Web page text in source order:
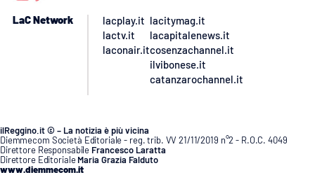
LaC Network
lacplay.it
lactv.it
laconair.it
lacitymag.it
lacapitalenews.it
cosenzachannel.it
ilvibonese.it
catanzarochannel.it
ilReggino.it © – La notizia è più vicina
Diemmecom Società Editoriale - reg. trib. VV 21/11/2019 n°2 - R.O.C. 4049
Direttore Responsabile Francesco Laratta
Direttore Editoriale Maria Grazia Falduto
www.diemmecom.it